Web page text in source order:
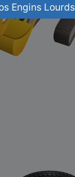
Engins Lourds